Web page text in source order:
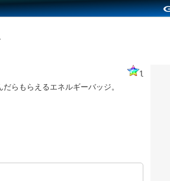
1
らもらえるエネルギーバッジ。